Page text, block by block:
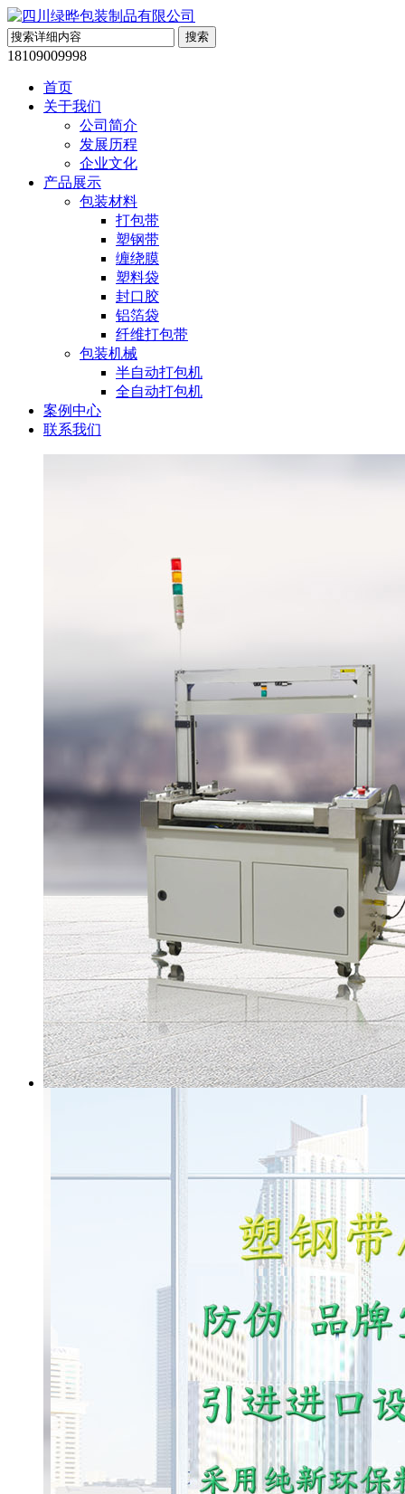
18109009998
首页
关于我们
公司简介
发展历程
企业文化
产品展示
包装材料
打包带
塑钢带
缠绕膜
塑料袋
封口胶
铝箔袋
纤维打包带
包装机械
半自动打包机
全自动打包机
案例中心
联系我们